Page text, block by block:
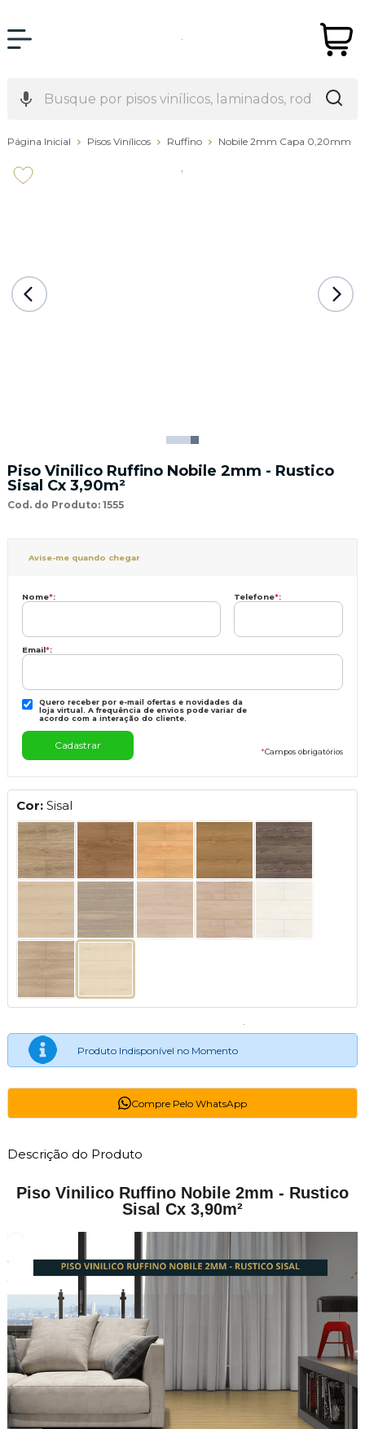
Página Inicial Pisos Vinílicos Ruffino Nobile 2mm Capa 0,20mm
Piso Vinilico Ruffino Nobile 2mm - Rustico
Sisal Cx 3,90m²
Cod. do Produto: 1555
Avise-me quando chegar
Nome*: Telefone*:
Email*:
Quero receber por e-mail ofertas e novidades da
loja virtual. A frequência de envios pode variar de
acordo com a interação do cliente.
*Campos obrigatórios
Cor: Sisal
Produto Indisponível no Momento
Compre Pelo WhatsApp
Descrição do Produto
Piso Vinilico Ruffino Nobile 2mm - Rustico
Sisal Cx 3,90m²